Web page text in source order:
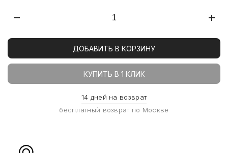
ДОБАВИТЬ В КОРЗИНУ
КУПИТЬ В 1 КЛИК
14 дней на возврат
бесплатный возврат по Москве